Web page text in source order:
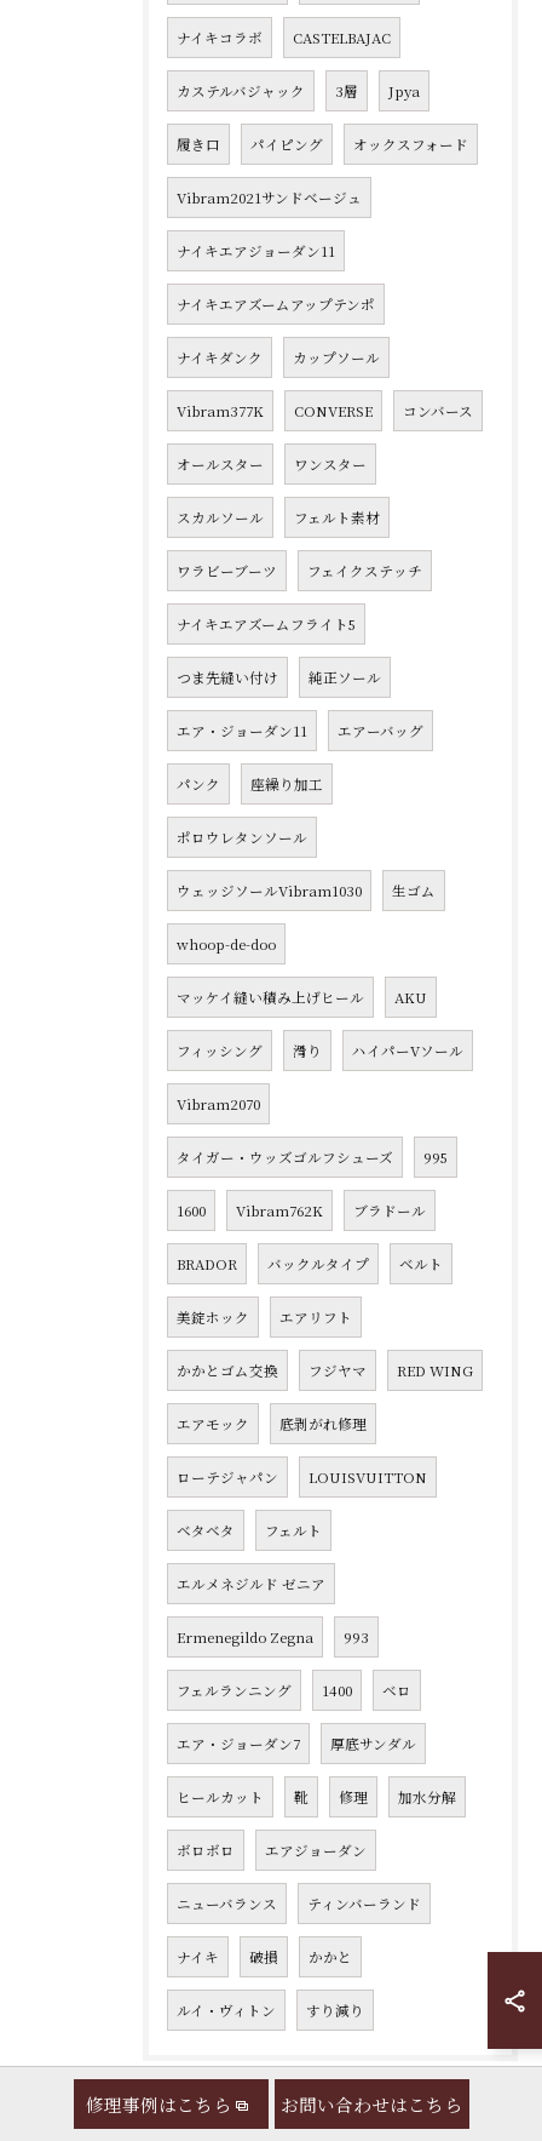
ナイキコラボ CASTELBAJAC
カステルバジャック 3層 Jpya
履き口 パイピング オックスフォード
Vibram2021サンドベージュ
ナイキエアジョーダン11
ナイキエアズームアップテンポ
ナイキダンク カップソール
Vibram377K CONVERSE コンバース
オールスター ワンスター
スカルソール フェルト素材
ワラビーブーツ フェイクステッチ
ナイキエアズームフライト5
つま先縫い付け 純正ソール
エア・ジョーダン11 エアーバッグ
パンク 座繰り加工
ポロウレタンソール
ウェッジソールVibram1030 生ゴム
whoop-de-doo
マッケイ縫い積み上げヒール AKU
フィッシング 滑り ハイパーVソール
Vibram2070
タイガー・ウッズゴルフシューズ 995
1600 Vibram762K ブラドール
BRADOR バックルタイプ ベルト
美錠ホック エアリフト
かかとゴム交換 フジヤマ RED WING
エアモック 底剥がれ修理
ローテジャパン LOUISVUITTON
ベタベタ フェルト
エルメネジルド ゼニア
Ermenegildo Zegna 993
フェルランニング 1400 ベロ
エア・ジョーダン7 厚底サンダル
ヒールカット 靴 修理 加水分解
ボロボロ エアジョーダン
ニューバランス ティンバーランド
ナイキ 破損 かかと
ルイ・ヴィトン すり減り
修理事例はこちら お問い合わせはこちら